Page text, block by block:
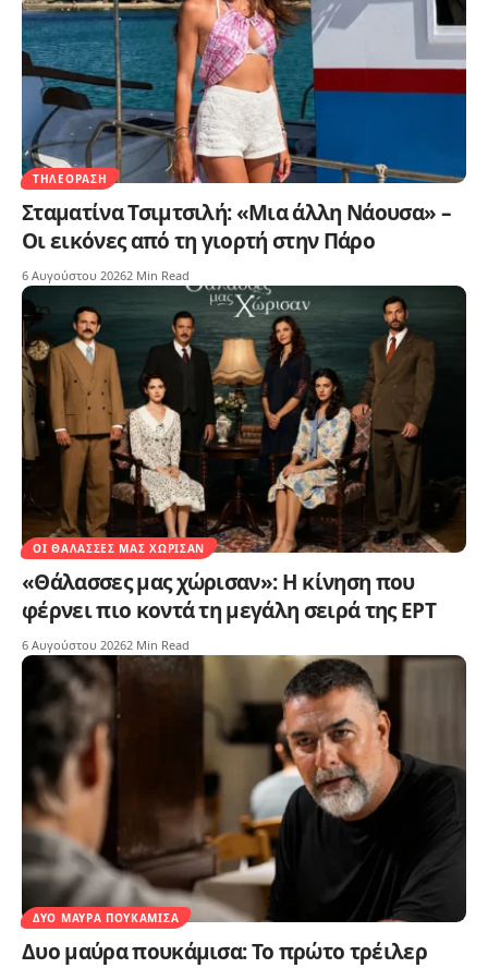
ΤΗΛΕΌΡΑΣΗ
Σταματίνα Τσιμτσιλή: «Μια άλλη Νάουσα» –
Οι εικόνες από τη γιορτή στην Πάρο
6 Αυγούστου 20262 Min Read
ΟΙ ΘΆΛΑΣΣΕΣ ΜΑΣ ΧΏΡΙΣΑΝ
«Θάλασσες μας χώρισαν»: Η κίνηση που
φέρνει πιο κοντά τη μεγάλη σειρά της ΕΡΤ
6 Αυγούστου 20262 Min Read
ΔΥΟ ΜΑΎΡΑ ΠΟΥΚΆΜΙΣΑ
Δυο μαύρα πουκάμισα: Το πρώτο τρέιλερ